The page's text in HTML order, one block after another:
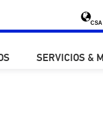
CSA
SERVICIOS &